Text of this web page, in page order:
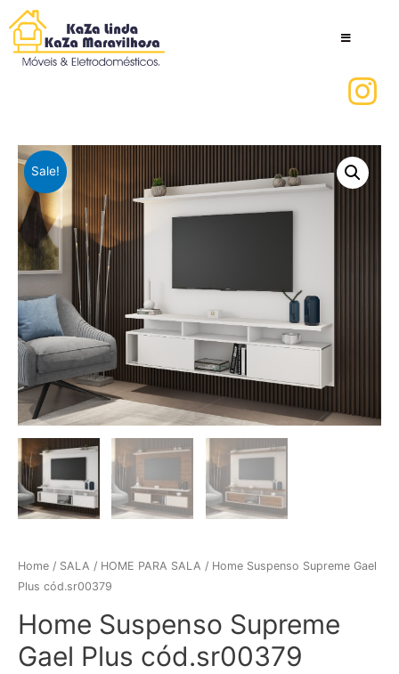
Sale!
Home / SALA / HOME PARA SALA / Home Suspenso Supreme Gael
Plus cód.sr00379
Home Suspenso Supreme
Gael Plus cód.sr00379